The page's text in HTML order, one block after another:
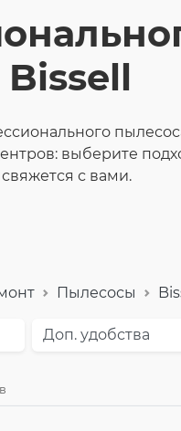
выберите
с вами.
Пылесосы
Доп. удобства